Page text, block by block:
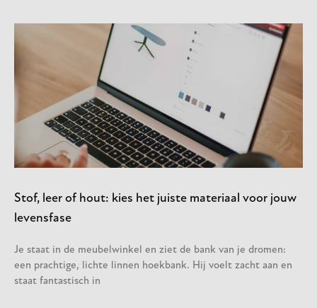
Stof, leer of hout: kies het juiste materiaal voor jouw
levensfase
Je staat in de meubelwinkel en ziet de bank van je dromen:
een prachtige, lichte linnen hoekbank. Hij voelt zacht aan en
staat fantastisch in